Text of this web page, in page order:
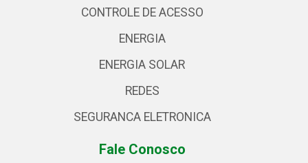
CONTROLE DE ACESSO
ENERGIA
ENERGIA SOLAR
REDES
SEGURANCA ELETRONICA
Fale Conosco